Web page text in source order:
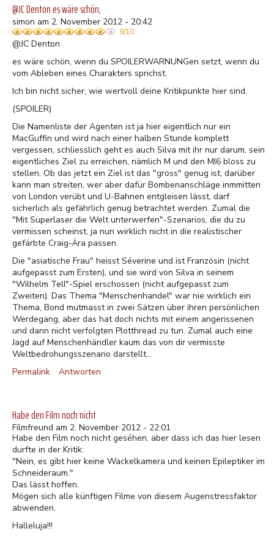
@JC Denton es wäre schön,
simon am 2. November 2012 - 20:42
9/10
@JC Denton
es wäre schön, wenn du SPOILERWARNUNGen setzt, wenn du
vom Ableben eines Charakters sprichst.
Ich bin nicht sicher, wie wertvoll deine Kritikpunkte hier sind.
(SPOILER)
Die Namenliste der Agenten ist ja hier eigentlich nur ein
MacGuffin und wird nach einer halben Stunde komplett
vergessen, schliesslich geht es auch Silva mit ihr nur darum, sein
eigentliches Ziel zu erreichen, nämlich M und den MI6 bloss zu
stellen. Ob das jetzt ein Ziel ist das "gross" genug ist, darüber
kann man streiten, wer aber dafür Bombenanschläge inmmitten
von London verübt und U-Bahnen entgleisen lässt, darf
sicherlich als gefährlich genug betrachtet werden. Zumal die
"Mit Superlaser die Welt unterwerfen"-Szenarios, die du zu
vermissen scheinst, ja nun wirklich nicht in die realistischer
gefärbte Craig-Ära passen.
Die "asiatische Frau" heisst Séverine und ist Französin (nicht
aufgepasst zum Ersten), und sie wird von Silva in seinem
"Wilhelm Tell"-Spiel erschossen (nicht aufgepasst zum
Zweiten). Das Thema "Menschenhandel" war nie wirklich ein
Thema, Bond mutmasst in zwei Sätzen über ihren persönlichen
Werdegang, aber das hat doch nichts mit einem angerissenen
und dann nicht verfolgten Plotthread zu tun. Zumal auch eine
Jagd auf Menschenhändler kaum das von dir vermisste
Weltbedrohungsszenario darstellt...
Permalink
Antworten
Habe den Film noch nicht
Filmfreund am 2. November 2012 - 22:01
Habe den Film noch nicht geséhen, aber dass ich das hier lesen
durfte in der Kritik:
"Nein, es gibt hier keine Wackelkamera und keinen Epileptiker im
Schneideraum."
Das lässt hoffen.
Mögen sich alle künftigen Filme von diesem Augenstressfaktor
abwenden.
Halleluja!!!